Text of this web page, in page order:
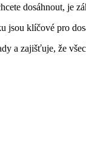
dosáhnout, je
klíčové pro
a zajišťuje, že